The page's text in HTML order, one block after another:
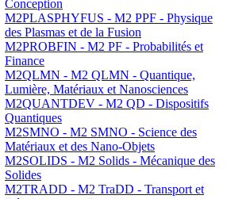
Conception
M2PLASPHYFUS - M2 PPF - Physique
des Plasmas et de la Fusion
M2PROBFIN - M2 PF - Probabilités et
Finance
M2QLMN - M2 QLMN - Quantique,
Lumière, Matériaux et Nanosciences
M2QUANTDEV - M2 QD - Dispositifs
Quantiques
M2SMNO - M2 SMNO - Science des
Matériaux et des Nano-Objets
M2SOLIDS - M2 Solids - Mécanique des
Solides
M2TRADD - M2 TraDD - Transport et